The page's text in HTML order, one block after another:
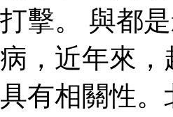
打擊。 與都
病，近年來
具有相關性